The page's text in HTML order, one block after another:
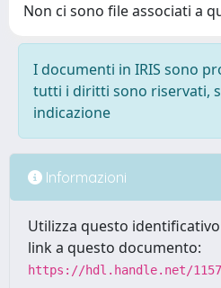
Non ci sono file associati a
I documenti in IRIS sono
tutti i diritti sono riservati,
indicazione
Informazioni
Utilizza questo
link a questo documento:
https://hdl.handle.net/